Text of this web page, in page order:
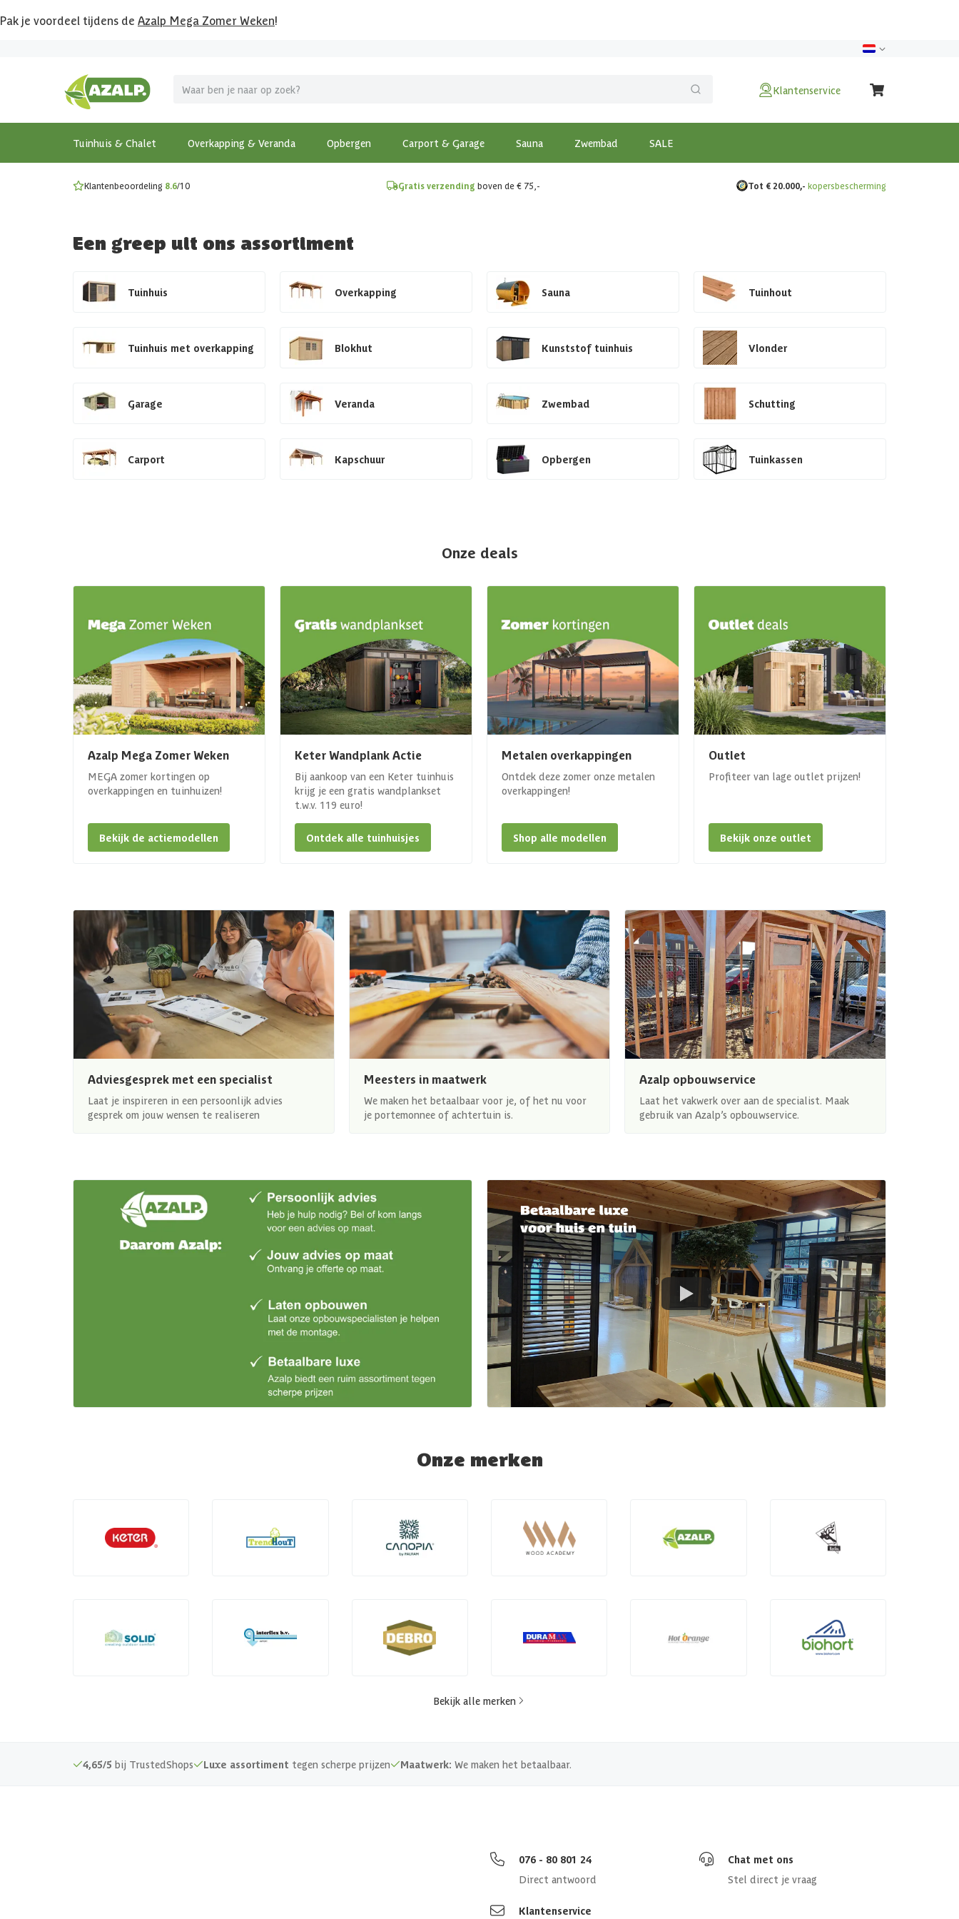
Pak je voordeel tijdens de Azalp Mega Zomer Weken!
Klantenservice
Tuinhuis & Chalet Overkapping & Veranda Opbergen Carport & Garage Sauna Zwembad SALE
MEGA zomer kortingen op overkappingen en tuinhuizen!
Bekijk de actiemodellen
Gratis wandplankset
Ontdek onze metalen overkappingen
Klantenbeoordeling 8.6/10 Gratis verzending boven de € 75,- Tot € 20.000,- kopersbescherming
Een greep uit ons assortiment
Tuinhuis Overkapping Sauna Tuinhout
Tuinhuis met overkapping Blokhut Kunststof tuinhuis Vlonder
Garage Veranda Zwembad Schutting
Carport Kapschuur Opbergen Tuinkassen
Onze deals
Azalp Mega Zomer Weken
MEGA zomer kortingen op
overkappingen en tuinhuizen!
Bekijk de actiemodellen
Keter Wandplank Actie
Bij aankoop van een Keter tuinhuis
krijg je een gratis wandplankset
t.w.v. 119 euro!
Ontdek alle tuinhuisjes
Metalen overkappingen
Ontdek deze zomer onze metalen
overkappingen!
Shop alle modellen
Outlet
Profiteer van lage outlet prijzen!
Bekijk onze outlet
Adviesgesprek met een specialist
Laat je inspireren in een persoonlijk advies
gesprek om jouw wensen te realiseren
Meesters in maatwerk
We maken het betaalbaar voor je, of het nu voor
je portemonnee of achtertuin is.
Azalp opbouwservice
Laat het vakwerk over aan de specialist. Maak
gebruik van Azalp’s opbouwservice.
Onze merken
Bekijk alle merken
4,65/5 bij TrustedShops Luxe assortiment tegen scherpe prijzen Maatwerk: We maken het betaalbaar.
076 - 80 801 24
Direct antwoord
Chat met ons
Stel direct je vraag
Klantenservice